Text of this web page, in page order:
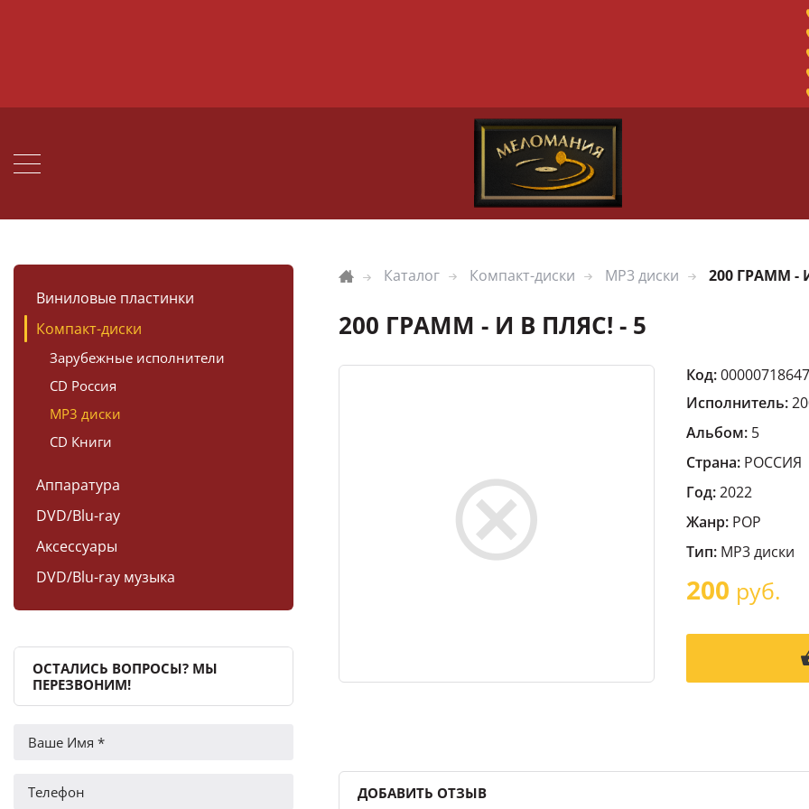
Виниловые пластинки
Компакт-диски
Зарубежные исполнители
CD Россия
MP3 диски
CD Книги
Аппаратура
DVD/Blu-ray
Аксессуары
DVD/Blu-ray музыка
ОСТАЛИСЬ ВОПРОСЫ? МЫ
ПЕРЕЗВОНИМ!
Каталог Компакт-диски MP3 диски 200 ГРАММ -
200 ГРАММ - И В ПЛЯС! - 5
Код:00000718647
Исполнитель:
Альбом: 5
Страна: РОССИЯ
Год:2022
Жанр: POP
Тип: MP3 диски
200 руб.
ДОБАВИТЬ ОТЗЫВ